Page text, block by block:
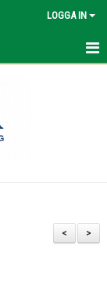
LOGGA IN
>
<